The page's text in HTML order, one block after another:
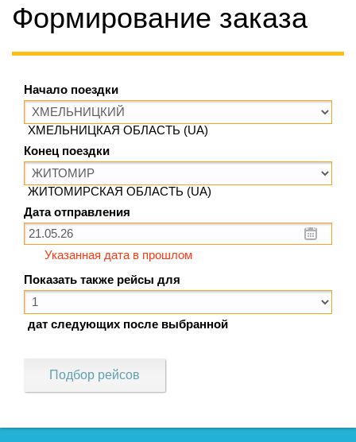
Формирование заказа
Начало поездки
ХМЕЛЬНИЦКАЯ ОБЛАСТЬ (UA)
Конец поездки
ЖИТОМИРСКАЯ ОБЛАСТЬ (UA)
Дата отправления
Указанная дата в прошлом
Показать также рейсы для
дат следующих после выбранной
Подбор рейсов